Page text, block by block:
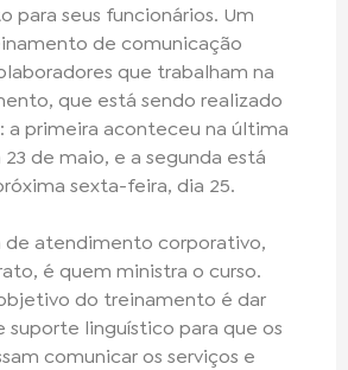
para seus funcionários. Um
de comunicação
que trabalham na
que está sendo realizado
a primeira aconteceu na última
de maio, e a segunda está
sexta-feira, dia 25.
de atendimento corporativo,
é quem ministra o curso.
do treinamento é dar
linguístico para que os
comunicar os serviços e